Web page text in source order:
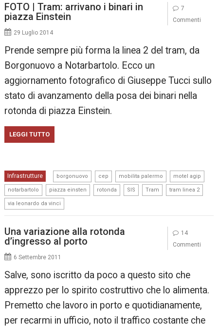
FOTO | Tram: arrivano i binari in
piazza Einstein
29 Luglio 2014
Prende sempre più forma la linea 2 del tram, da
Borgonuovo a Notarbartolo. Ecco un
aggiornamento fotografico di Giuseppe Tucci sullo
stato di avanzamento della posa dei binari nella
rotonda di piazza Einstein.
LEGGI TUTTO
Infrastrutture borgonuovo cep mobilita palermo motel agip
notarbartolo piazza einsten rotonda SIS Tram tram linea 2
via leonardo da vinci
7
Commenti
Una variazione alla rotonda
d’ingresso al porto
6 Settembre 2011
Salve, sono iscritto da poco a questo sito che
apprezzo per lo spirito costruttivo che lo alimenta.
Premetto che lavoro in porto e quotidianamente,
per recarmi in ufficio, noto il traffico costante che
14
Commenti